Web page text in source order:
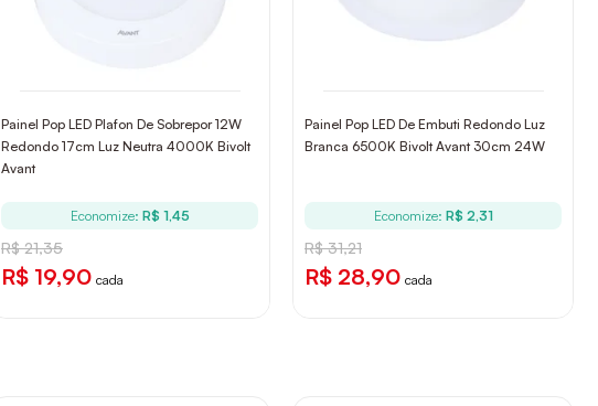
Painel Pop LED Plafon De Sobrepor 12W
Redondo 17cm Luz Neutra 4000K Bivolt
Avant
Economize: R$ 1,45
R$ 21,35
R$ 19,90 cada
Painel Pop LED De Embuti Redondo Luz
Branca 6500K Bivolt Avant 30cm 24W
Economize: R$ 2,31
R$ 31,21
R$ 28,90 cada